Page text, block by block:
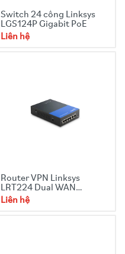
Switch 24 cổng Linksys
LGS124P Gigabit PoE
Liên hệ
Router VPN Linksys
LRT224 Dual WAN
Business Gigabit
Liên hệ